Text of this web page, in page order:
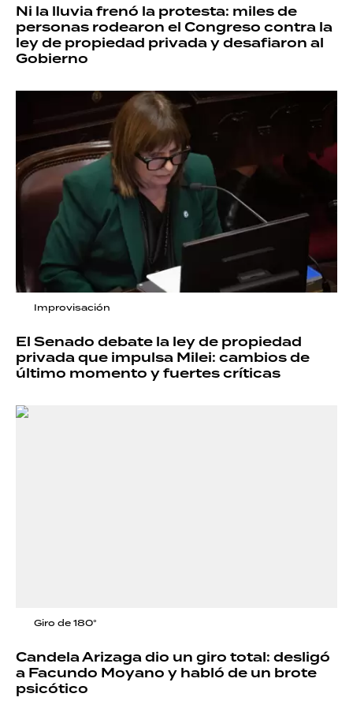
Ni la lluvia frenó la protesta: miles de
personas rodearon el Congreso contra la
ley de propiedad privada y desafiaron al
Gobierno
Improvisación
El Senado debate la ley de propiedad
privada que impulsa Milei: cambios de
último momento y fuertes críticas
Giro de 180°
Candela Arizaga dio un giro total: desligó
a Facundo Moyano y habló de un brote
psicótico